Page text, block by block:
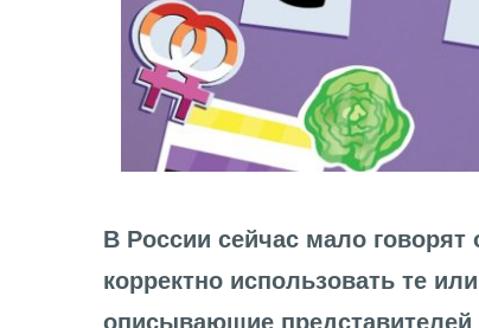
В России сейчас мало говорят
корректно использовать те
описывающие